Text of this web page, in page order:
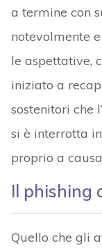
a termine con
notevolmente
le aspettative,
iniziato a
sostenitori che
si è interrotta
proprio a
Il phishing
Quello che gli